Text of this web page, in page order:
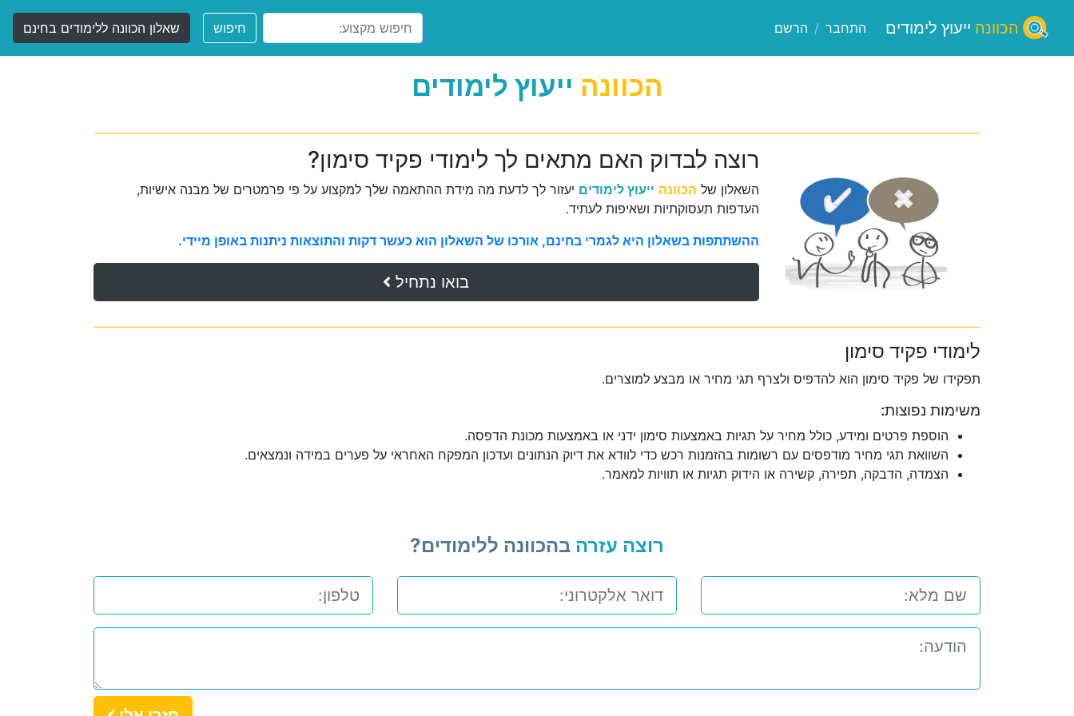
הכוונה ייעוץ לימודים התחבר / הרשם חיפוש שאלון הכוונה ללימודים בחינם
הכוונה ייעוץ לימודים
רוצה לבדוק האם מתאים לך לימודי פקיד סימון?
השאלון של הכוונה ייעוץ לימודים יעזור לך לדעת מה מידת ההתאמה שלך למקצוע על פי פרמטרים של מבנה אישיות,
העדפות תעסוקתיות ושאיפות לעתיד.
ההשתתפות בשאלון היא לגמרי בחינם, אורכו של השאלון הוא כעשר דקות והתוצאות ניתנות באופן מיידי.
בואו נתחיל
לימודי פקיד סימון
תפקידו של פקיד סימון הוא להדפיס ולצרף תגי מחיר או מבצע למוצרים.
משימות נפוצות:
הוספת פרטים ומידע, כולל מחיר על תגיות באמצעות סימון ידני או באמצעות מכונת הדפסה.
השוואת תגי מחיר מודפסים עם רשומות בהזמנות רכש כדי לוודא את דיוק הנתונים ועדכון המפקח האחראי על פערים במידה ונמצאים.
הצמדה, הדבקה, תפירה, קשירה או הידוק תגיות או תוויות למאמר.
רוצה עזרה בהכוונה ללימודים?